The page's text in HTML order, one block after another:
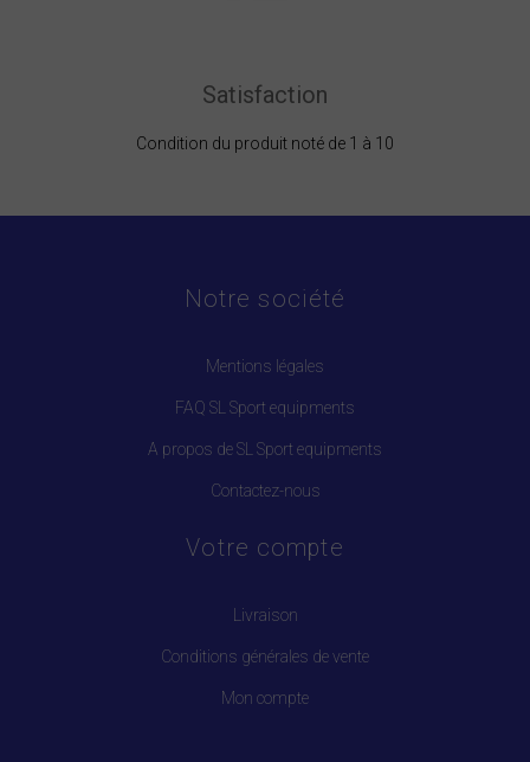
Satisfaction
Condition du produit noté de 1 à 10
Notre société
Mentions légales
FAQ SL Sport equipments
A propos de SL Sport equipments
Contactez-nous
Votre compte
Livraison
Conditions générales de vente
Mon compte